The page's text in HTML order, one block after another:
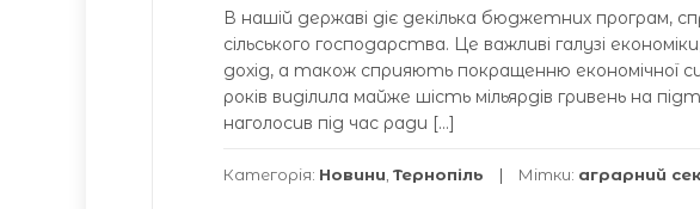
В нашій державі діє декілька бюджетних програм,
сільського господарства. Це важливі галузі
дохід, а також сприяють покращенню
років виділила майже шість мільярдів гривень на
наголосив під час ради […]
Категорія: Новини Тернопіль Мітки: аграрний